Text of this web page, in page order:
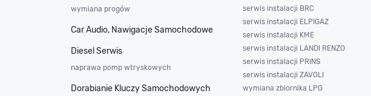
wymiana progów
Car Audio, Nawigacje Samochodowe
Diesel Serwis
naprawa pomp wtryskowych
Dorabianie Kluczy Samochodowych
serwis instalacji BRC
serwis instalacji ELPIGAZ
serwis instalacji KME
serwis instalacji LANDI RENZO
serwis instalacji PRINS
serwis instalacji ZAVOLI
wymiana zbiornika LPG